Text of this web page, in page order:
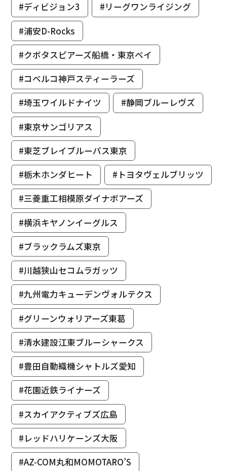
#ディビジョン3
#リーグワンライジング
#浦安D-Rocks
#クボタスピアーズ船橋・東京ベイ
#コベルコ神戸スティーラーズ
#埼玉ワイルドナイツ
#静岡ブルーレヴズ
#東京サンゴリアス
#東芝ブレイブルーパス東京
#栃木ホンダヒート
#トヨタヴェルブリッツ
#三菱重工相模原ダイナボアーズ
#横浜キヤノンイーグルス
#ブラックラムズ東京
#川越狭山セコムラガッツ
#九州電力キューデンヴォルテクス
#グリーンウォリアーズ東葛
#清水建設江東ブルーシャークス
#豊田自動織機シャトルズ愛知
#花園近鉄ライナーズ
#スカイアクティブズ広島
#レッドハリケーンズ大阪
#AZ-COM丸和MOMOTARO’S